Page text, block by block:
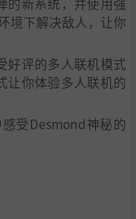
境下解决敌人，让你
评的多人联机模式
让你体验多人联机的
受Desmond神秘的